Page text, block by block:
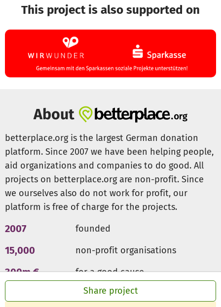
Share project
This project is also supported on
About
betterplace.org is the largest German donation
platform. Since 2007 we have been helping people,
aid organizations and companies to do good. All
projects on betterplace.org are non-profit. Since
we ourselves also do not work for profit, our
platform is free of charge for the projects.
2007 founded
15,000 non-profit organisations
300m € for a good cause